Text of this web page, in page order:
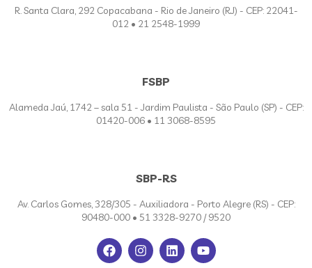
R. Santa Clara, 292 Copacabana - Rio de Janeiro (RJ) - CEP: 22041-
012 • 21 2548-1999
FSBP
Alameda Jaú, 1742 – sala 51 - Jardim Paulista - São Paulo (SP) - CEP:
01420-006 • 11 3068-8595
SBP-RS
Av. Carlos Gomes, 328/305 - Auxiliadora - Porto Alegre (RS) - CEP:
90480-000 • 51 3328-9270 / 9520